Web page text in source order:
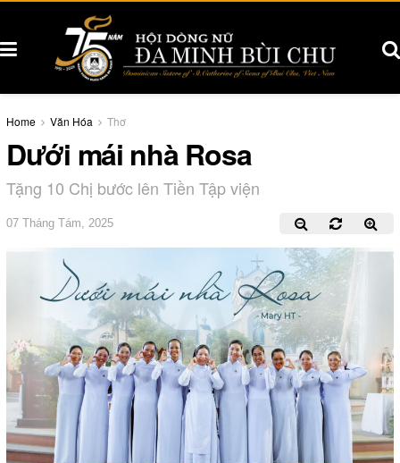
Home Văn Hóa Thơ
Dưới mái nhà Rosa
Tặng 10 Chị bước lên Tiền Tập viện
07 Tháng Tám, 2025